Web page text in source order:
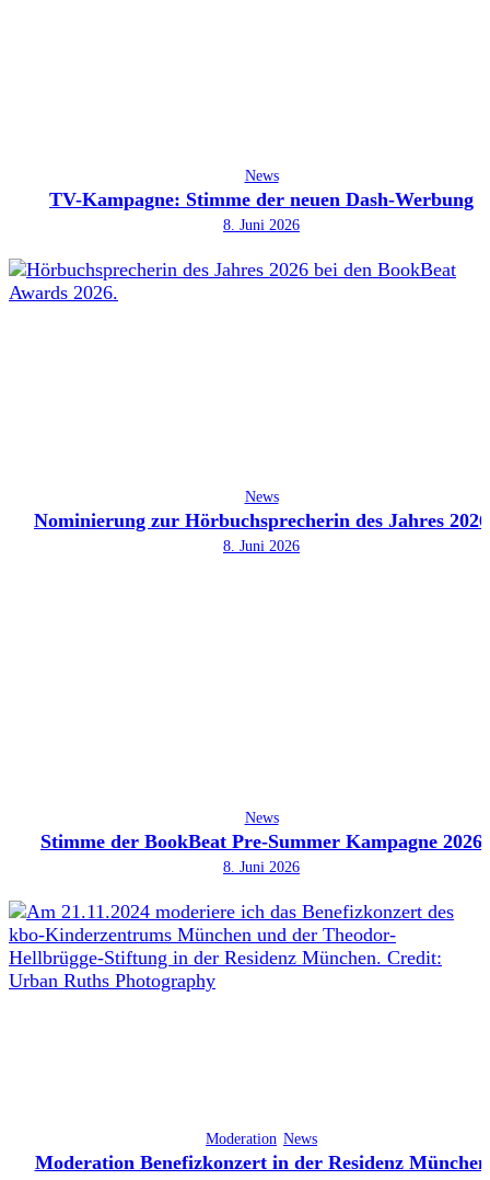
News
TV-Kampagne: Stimme der neuen Dash-Werbung
8. Juni 2026
News
Nominierung zur Hörbuchsprecherin des Jahres 2026
8. Juni 2026
News
Stimme der BookBeat Pre-Summer Kampagne 2026
8. Juni 2026
Moderation News
Moderation Benefizkonzert in der Residenz München